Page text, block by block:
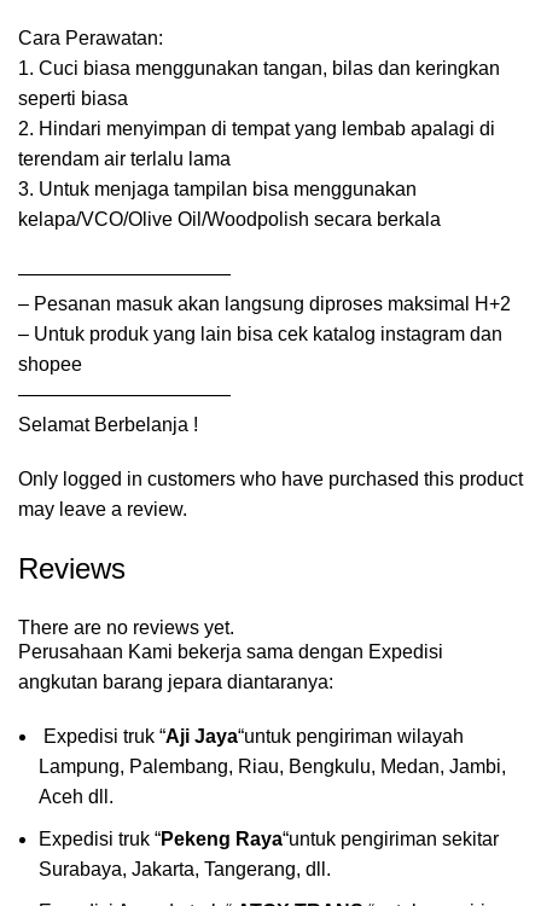
Cara Perawatan:
1. Cuci biasa menggunakan tangan, bilas dan keringkan
seperti biasa
2. Hindari menyimpan di tempat yang lembab apalagi di
terendam air terlalu lama
3. Untuk menjaga tampilan bisa menggunakan
kelapa/VCO/Olive Oil/Woodpolish secara berkala
———————————
– Pesanan masuk akan langsung diproses maksimal H+2
– Untuk produk yang lain bisa cek katalog instagram dan
shopee
———————————
Selamat Berbelanja !
Reviews
There are no reviews yet.
Only logged in customers who have purchased this product
may leave a review.
Perusahaan Kami bekerja sama dengan Expedisi
angkutan barang jepara diantaranya:
Expedisi truk “Aji Jaya“untuk pengiriman wilayah
Lampung, Palembang, Riau, Bengkulu, Medan, Jambi,
Aceh dll.
Expedisi truk “Pekeng Raya“untuk pengiriman sekitar
Surabaya, Jakarta, Tangerang, dll.